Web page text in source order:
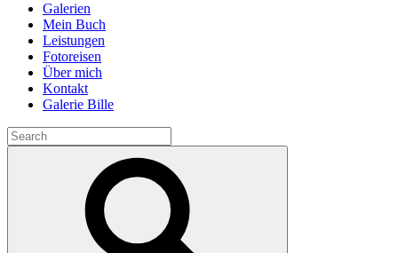
Galerien
Mein Buch
Leistungen
Fotoreisen
Über mich
Kontakt
Galerie Bille
Search
for: